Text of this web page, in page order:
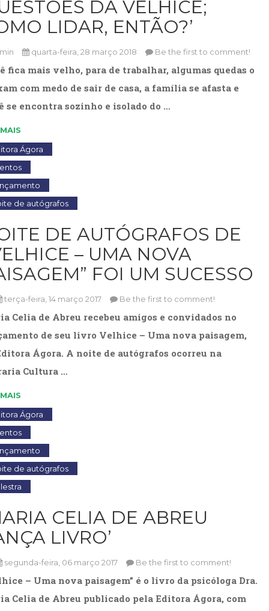
Psicoterapia
Publicidade,
e
Marketing
(23)
Relações
Públicas
e
Comunicação
Empresarial
Religião,
Espiritualidade,
Filosofia
(63)
Saúde
(132)
categoria
(0)
Televisão
(22)
Temas
Terapia
Ocupacional
(21)
Treinamento
e
RH
(65)
(1)
Vida
Prática
(32)
DA VELHICE;
LIDAR, ENTÃO?’
quarta-feira, 28 março 2018 Be the first to comment!
fica mais velho, para de trabalhar, algumas quedas o
com medo de sair de casa, a família se afasta e
se encontra sozinho e isolado do …
Ágora
de autógrafos
DE AUTÓGRAFOS DE
– UMA NOVA
FOI UM SUCESSO
terça-feira, 14 março 2017 Be the first to comment!
Celia de Abreu recebeu amigos e convidados no
de seu livro Velhice – Uma nova paisagem,
Ágora. A noite de autógrafos ocorreu na
Cultura …
Ágora
de autógrafos
CELIA DE ABREU
LIVRO’
segunda-feira, 06 março 2017 Be the first to comment!
– Uma nova paisagem” é o livro da psicóloga Dra.
Celia de Abreu publicado pela Editora Ágora, com